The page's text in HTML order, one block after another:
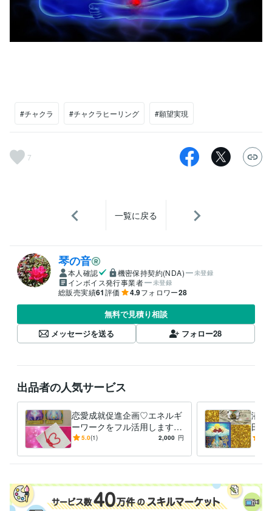
#チャクラ #チャクラヒーリング #願望実現
7
一覧に戻る
琴の音
本人確認 機密保持契約(NDA) 未登録
インボイス発行事業者 未登録
総販売実績61評価 4.9フォロワー28
無料で見積り相談
メッセージを送る
フォロー28
出品者の人気サービス
恋愛成就促進企画♡エネルギ
ーワークをフル活用します
ヒーリング×潜在意識×丹田×
単発版
5.0(1) 2,000 円
潜在
田ワ
きを